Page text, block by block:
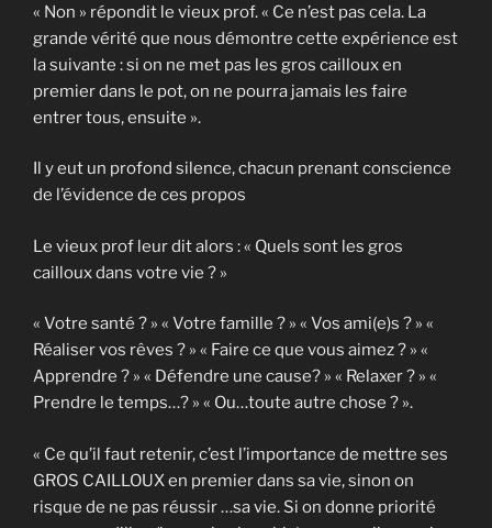
« Non » répondit le vieux prof. « Ce n’est pas cela. La
grande vérité que nous démontre cette expérience est
la suivante : si on ne met pas les gros cailloux en
premier dans le pot, on ne pourra jamais les faire
entrer tous, ensuite ».
Il y eut un profond silence, chacun prenant conscience
de l’évidence de ces propos
Le vieux prof leur dit alors : « Quels sont les gros
cailloux dans votre vie ? »
« Votre santé ? » « Votre famille ? » « Vos ami(e)s ? » «
Réaliser vos rêves ? » « Faire ce que vous aimez ? » «
Apprendre ? » « Défendre une cause? » « Relaxer ? » «
Prendre le temps…? » « Ou…toute autre chose ? ».
« Ce qu’il faut retenir, c’est l’importance de mettre ses
GROS CAILLOUX en premier dans sa vie, sinon on
risque de ne pas réussir …sa vie. Si on donne priorité